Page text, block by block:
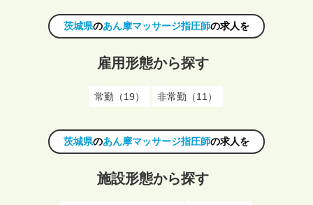
茨城県のあん摩マッサージ指圧師の求人を
雇用形態から探す
常勤（19） 非常勤（11）
茨城県のあん摩マッサージ指圧師の求人を
施設形態から探す